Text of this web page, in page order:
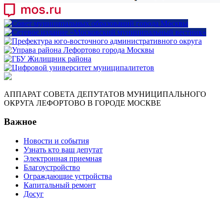
АППАРАТ СОВЕТА ДЕПУТАТОВ МУНИЦИПАЛЬНОГО
ОКРУГА ЛЕФОРТОВО В ГОРОДЕ МОСКВЕ
Важное
Новости и события
Узнать кто ваш депутат
Электронная приемная
Благоустройство
Ограждающие устройства
Капитальный ремонт
Досуг